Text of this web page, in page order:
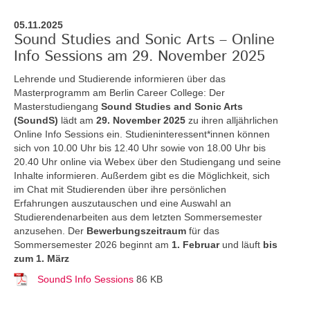
05.11.2025
Sound Studies and Sonic Arts – Online
Info Sessions am 29. November 2025
Lehrende und Studierende informieren über das
Masterprogramm am Berlin Career College: Der
Masterstudiengang Sound Studies and Sonic Arts
(SoundS) lädt am 29. November 2025 zu ihren alljährlichen
Online Info Sessions ein. Studieninteressent*innen können
sich von 10.00 Uhr bis 12.40 Uhr sowie von 18.00 Uhr bis
20.40 Uhr online via Webex über den Studiengang und seine
Inhalte informieren. Außerdem gibt es die Möglichkeit, sich
im Chat mit Studierenden über ihre persönlichen
Erfahrungen auszutauschen und eine Auswahl an
Studierendenarbeiten aus dem letzten Sommersemester
anzusehen. Der Bewerbungszeitraum für das
Sommersemester 2026 beginnt am 1. Februar und läuft bis
zum 1. März
SoundS Info Sessions 86 KB